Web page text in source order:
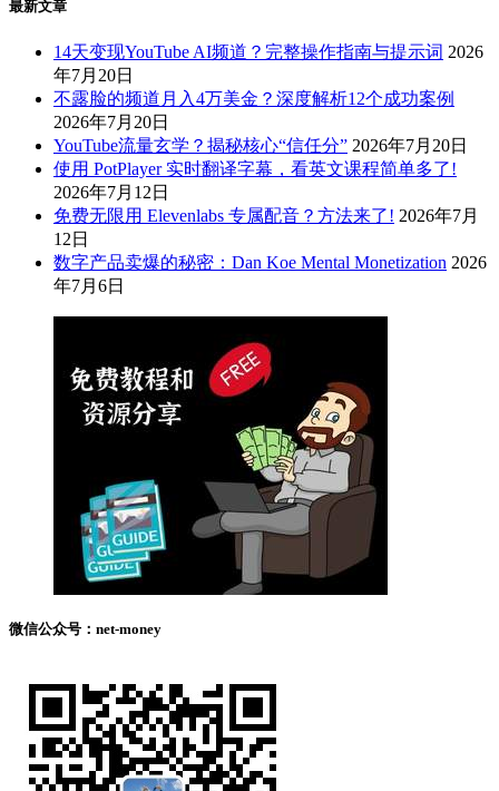
最新文章
14天变现YouTube AI频道？完整操作指南与提示词 2026
年7月20日
不露脸的频道月入4万美金？深度解析12个成功案例
2026年7月20日
YouTube流量玄学？揭秘核心“信任分” 2026年7月20日
使用 PotPlayer 实时翻译字幕，看英文课程简单多了!
2026年7月12日
免费无限用 Elevenlabs 专属配音？方法来了! 2026年7月
12日
数字产品卖爆的秘密：Dan Koe Mental Monetization 2026
年7月6日
微信公众号：net-money